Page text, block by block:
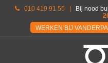
010 419 91 55 Bij nood
WERKEN BIJ